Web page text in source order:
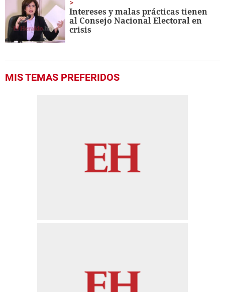
Intereses y malas prácticas tienen
al Consejo Nacional Electoral en
crisis
MIS TEMAS PREFERIDOS